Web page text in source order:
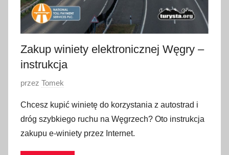
Zakup winiety elektronicznej Węgry –
instrukcja
O
u
b
l
i
przez Tomek
Chcesz kupić winietę do korzystania z autostrad i
dróg szybkiego ruchu na Węgrzech? Oto instrukcja
zakupu e-winiety przez Internet.